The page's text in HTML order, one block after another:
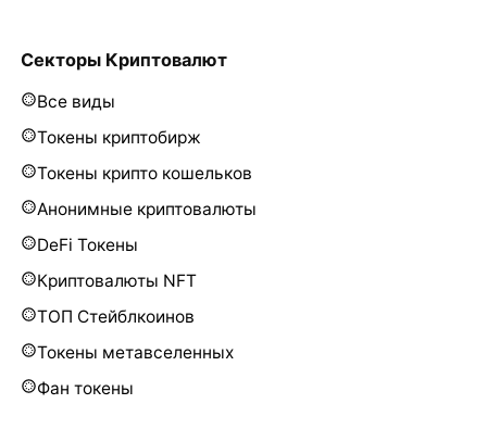
Секторы Криптовалют
Все виды
Токены криптобирж
Токены крипто кошельков
Анонимные криптовалюты
DeFi Токены
Криптовалюты NFT
ТОП Стейблкоинов
Токены метавселенных
Фан токены